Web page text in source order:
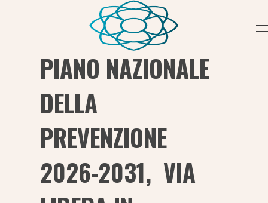
Fondazione Peretti
Fondazione Peretti
PIANO NAZIONALE
DELLA
PREVENZIONE
2026-2031, VIA